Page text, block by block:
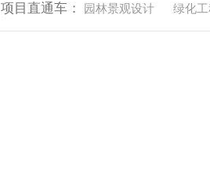
项目直通车： 园林景观设计 绿化